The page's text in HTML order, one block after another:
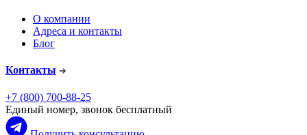
О компании
Адреса и контакты
Блог
Контакты
+7 (800) 700-88-25
Единый номер, звонок бесплатный